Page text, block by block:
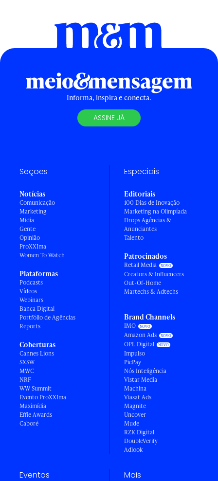
Informa, inspira e conecta.
ASSINE JÁ
Seções
Notícias
Comunicação
Marketing
Mídia
Gente
Opinião
ProXXIma
Women To Watch
Plataformas
Podcasts
Vídeos
Webinars
Banca Digital
Portfólio de Agências
Reports
Coberturas
Cannes Lions
SXSW
MWC
NRF
WW Summit
Evento ProXXIma
Maximídia
Effie Awards
Caboré
Especiais
Editoriais
100 Dias de Inovação
Marketing na Olimpíada
Drops Agências &
Anunciantes
Talento
Patrocinados
Retail Media
Creators & Influencers
Out-Of-Home
Martechs & Adtechs
Brand Channels
IMO
Amazon Ads
OPL Digital
Impulso
PicPay
Nós Inteligência
Vistar Media
Machina
Viasat Ads
Magnite
Uncover
Mude
RZK Digital
DoubleVerify
Adlook
Eventos Mais